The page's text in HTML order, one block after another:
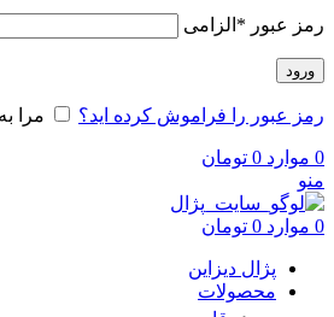
رمز عبور * الزامی
ورود
رمز عبور را فراموش کرده اید؟ مرا
0 موارد 0 تومان
منو
0 موارد 0 تومان
پژال دیزاین
محصولات